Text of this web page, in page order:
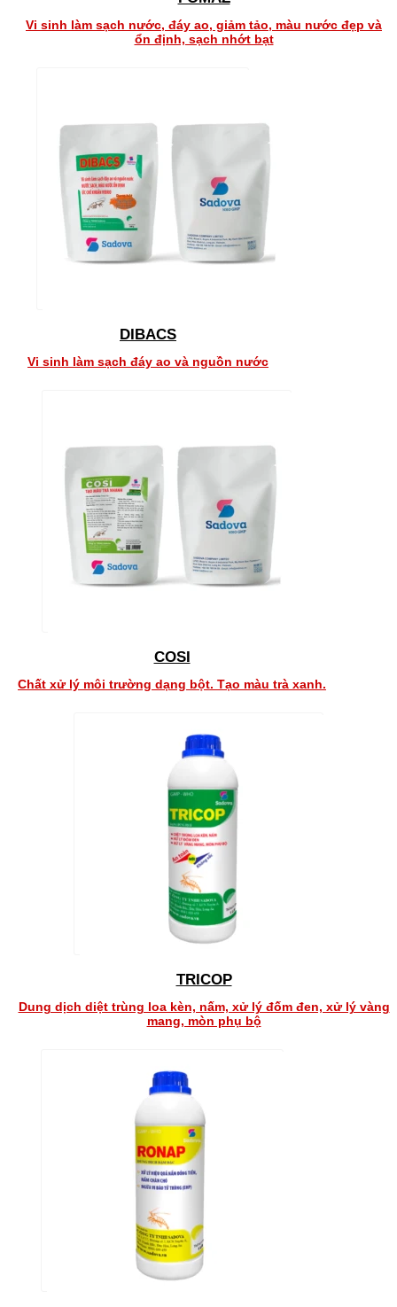
Vi sinh làm sạch nước, đáy ao, giảm tảo, màu nước đẹp và
ổn định, sạch nhớt bạt
DIBACS
Vi sinh làm sạch đáy ao và nguồn nước
COSI
Chất xử lý môi trường dạng bột. Tạo màu trà xanh.
TRICOP
Dung dịch diệt trùng loa kèn, nấm, xử lý đốm đen, xử lý vàng
mang, mòn phụ bộ